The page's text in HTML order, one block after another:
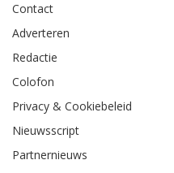
Contact
Adverteren
Redactie
Colofon
Privacy & Cookiebeleid
Nieuwsscript
Partnernieuws